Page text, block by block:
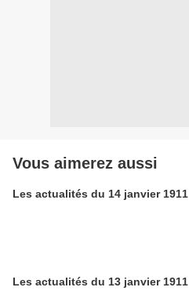
Vous aimerez aussi
Les actualités du 14 janvier 1911
Les actualités du 13 janvier 1911